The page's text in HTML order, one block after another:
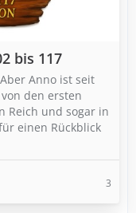
bis 117
Anno ist seit
den ersten
Reich und sogar in
einen Rückblick
3